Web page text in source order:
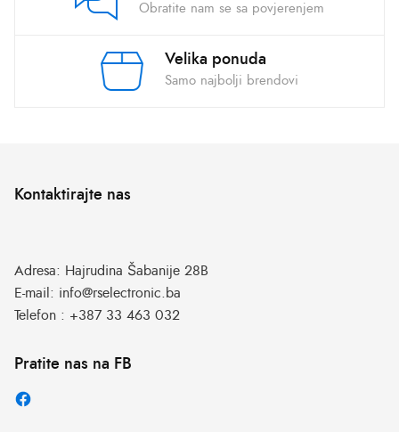
Obratite nam se sa povjerenjem
Velika ponuda
Samo najbolji brendovi
Kontaktirajte nas
Adresa: Hajrudina Šabanije 28B
E-mail: info@rselectronic.ba
Telefon : +387 33 463 032
Pratite nas na FB